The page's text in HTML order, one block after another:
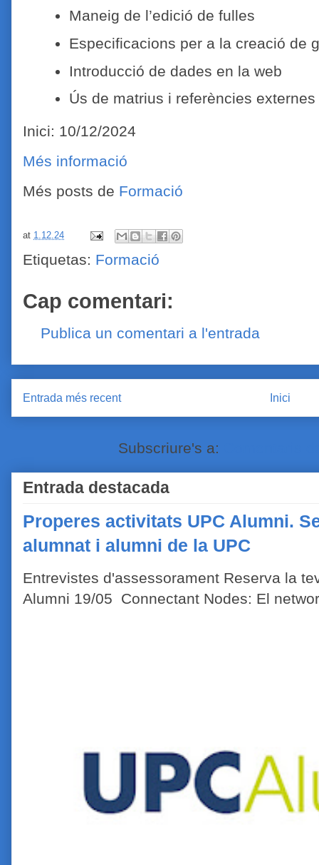
Maneig de l’edició de fulles
Especificacions per a la creació de
Introducció de dades en la web
Ús de matrius i referències externes
Inici: 10/12/2024
Més informació
Més posts de Formació
at 1.12.24
Etiquetas: Formació
Cap comentari:
Publica un comentari a l'entrada
Entrada més recent Inici
Subscriure's a:
Entrada destacada
Properes activitats UPC Alumni.
alumnat i alumni de la UPC
Entrevistes d'assessorament Reserva la
Alumni 19/05 Connectant Nodes: El